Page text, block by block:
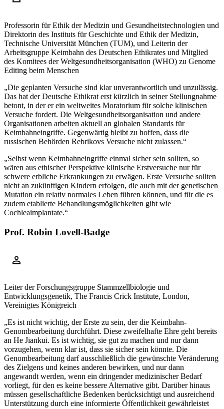
Professorin für Ethik der Medizin und Gesundheitstechnologien und
Direktorin des Instituts für Geschichte und Ethik der Medizin,
Technische Universität München (TUM), und Leiterin der
Arbeitsgruppe Keimbahn des Deutschen Ethikrates und Mitglied
des Komitees der Weltgesundheitsorganisation (WHO) zu Genome
Editing beim Menschen
„Die geplanten Versuche sind klar unverantwortlich und unzulässig.
Das hat der Deutsche Ethikrat erst kürzlich in seiner Stellungnahme
betont, in der er ein weltweites Moratorium für solche klinischen
Versuche fordert. Die Weltgesundheitsorganisation und andere
Organisationen arbeiten aktuell an globalen Standards für
Keimbahneingriffe. Gegenwärtig bleibt zu hoffen, dass die
russischen Behörden Rebrikovs Versuche nicht zulassen.“
„Selbst wenn Keimbahneingriffe einmal sicher sein sollten, so
wären aus ethischer Perspektive klinische Erstversuche nur für
schwere erbliche Erkrankungen zu erwägen. Erste Versuche sollten
nicht an zukünftigen Kindern erfolgen, die auch mit der genetischen
Mutation ein relativ normales Leben führen können, und für die es
zudem etablierte Behandlungsmöglichkeiten gibt wie
Cochleaimplantate.“
Prof. Robin Lovell-Badge
Leiter der Forschungsgruppe Stammzellbiologie und
Entwicklungsgenetik, The Francis Crick Institute, London,
Vereinigtes Königreich
„Es ist nicht wichtig, der Erste zu sein, der die Keimbahn-
Genombearbeitung durchführt. Diese zweifelhafte Ehre geht bereits
an He Jiankui. Es ist wichtig, sie gut zu machen und nur dann
vorzugehen, wenn klar ist, dass sie sicher sein könnte. Die
Genombearbeitung darf ausschließlich die gewünschte Veränderung
des Zielgens und keines anderen bewirken, und nur dann
angewandt werden, wenn ein dringender medizinischer Bedarf
vorliegt, für den es keine bessere Alternative gibt. Darüber hinaus
müssen gesellschaftliche Bedenken berücksichtigt und ausreichend
Unterstützung durch eine informierte Öffentlichkeit gewährleistet